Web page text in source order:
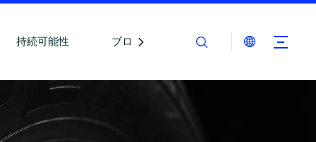
持続可能性 ブログ お問い合わせ